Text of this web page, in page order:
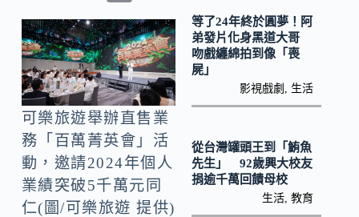
b
o
o
k
o
p
y
Li
n
k
可樂旅遊舉辦直售業
務「百萬菁英會」活
動，邀請2024年個人
業績突破5千萬元同
仁(圖/可樂旅遊 提供)
等了24年終於圓夢！阿
弟發片化身黑道大哥
吻戲纏綿拍到像「喪
屍」
影視戲劇 生活
從台灣罐頭王到「鮪魚
先生」 92歲興大校友
捐逾千萬回饋母校
生活 ,教育